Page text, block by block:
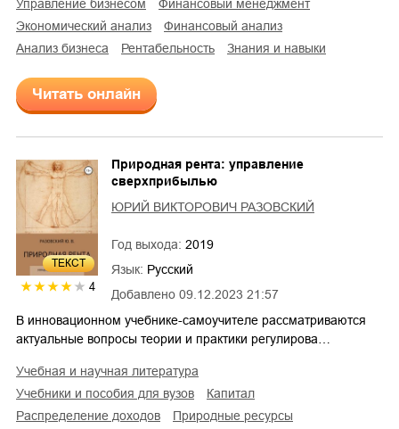
управление бизнесом
финансовый менеджмент
экономический анализ
финансовый анализ
анализ бизнеса
рентабельность знания и навыки
Читать онлайн
ТЕКСТ
4
Добавлено 09.12.2023 21:57
Природная рента: управление
сверхприбылью
ЮРИЙ ВИКТОРОВИЧ РАЗОВСКИЙ
Год выхода: 2019
Язык: Русский
В инновационном учебнике-самоучителе рассматриваются
актуальные вопросы теории и практики регулирова…
учебная и научная литература
учебники и пособия для вузов
капитал
распределение доходов
природные ресурсы